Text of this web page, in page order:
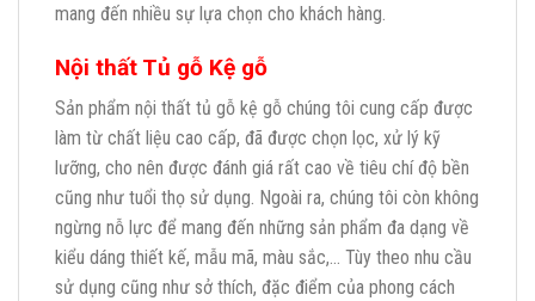
mang đến nhiều sự lựa chọn cho khách hàng.
Nội thất Tủ gỗ Kệ gỗ
Sản phẩm nội thất tủ gỗ kệ gỗ chúng tôi cung cấp được
làm từ chất liệu cao cấp, đã được chọn lọc, xử lý kỹ
lưỡng, cho nên được đánh giá rất cao về tiêu chí độ bền
cũng như tuổi thọ sử dụng. Ngoài ra, chúng tôi còn không
ngừng nỗ lực để mang đến những sản phẩm đa dạng về
kiểu dáng thiết kế, mẫu mã, màu sắc,… Tùy theo nhu cầu
sử dụng cũng như sở thích, đặc điểm của phong cách